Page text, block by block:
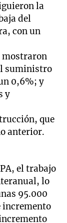
la
del
con un
mostraron
suministro
0,6%; y
y
que
anterior.
el trabajo
lo
95.000
incremento